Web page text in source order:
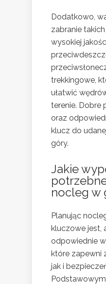
Dodatkowo,
zabranie
wysokiej
trekkingowe,
ułatwić
terenie. Dobre
oraz
klucz do
góry.
Jakie
nocleg w
Planując
kluczowe jest,
odpowiednie
które zapewni
jak i